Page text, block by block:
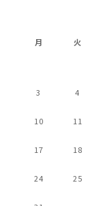
月
火
3 4
10 11
17 18
24 25